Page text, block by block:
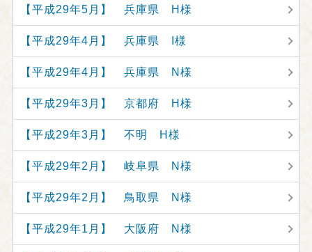
【平成29年5月】 兵庫県 H様
【平成29年4月】 兵庫県 I様
【平成29年4月】 兵庫県 N様
【平成29年3月】 京都府 H様
【平成29年3月】 不明 H様
【平成29年2月】 岐阜県 N様
【平成29年2月】 鳥取県 N様
【平成29年1月】 大阪府 N様